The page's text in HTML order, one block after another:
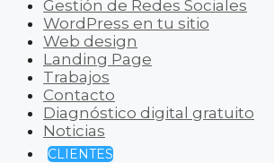
Gestión de Redes Sociales
WordPress en tu sitio
Web design
Landing Page
Trabajos
Contacto
Diagnóstico digital gratuito
Noticias
CLIENTES